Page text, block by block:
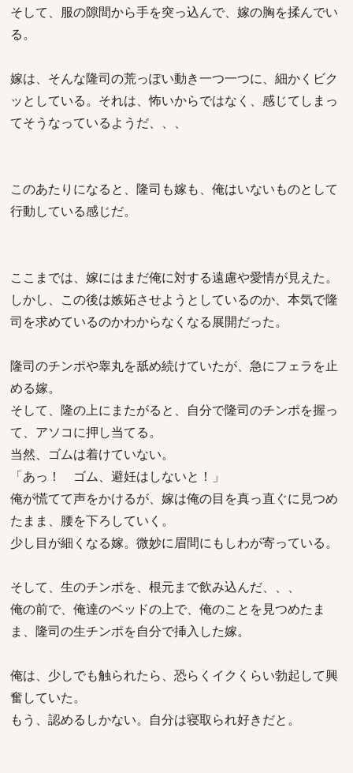
そして、服の隙間から手を突っ込んで、嫁の胸を揉んでい
る。
嫁は、そんな隆司の荒っぽい動き一つ一つに、細かくビク
ッとしている。それは、怖いからではなく、感じてしまっ
てそうなっているようだ、、、
このあたりになると、隆司も嫁も、俺はいないものとして
行動している感じだ。
ここまでは、嫁にはまだ俺に対する遠慮や愛情が見えた。
しかし、この後は嫉妬させようとしているのか、本気で隆
司を求めているのかわからなくなる展開だった。
隆司のチンポや睾丸を舐め続けていたが、急にフェラを止
める嫁。
そして、隆の上にまたがると、自分で隆司のチンポを握っ
て、アソコに押し当てる。
当然、ゴムは着けていない。
「あっ！ ゴム、避妊はしないと！」
俺が慌てて声をかけるが、嫁は俺の目を真っ直ぐに見つめ
たまま、腰を下ろしていく。
少し目が細くなる嫁。微妙に眉間にもしわが寄っている。
そして、生のチンポを、根元まで飲み込んだ、、、
俺の前で、俺達のベッドの上で、俺のことを見つめたま
ま、隆司の生チンポを自分で挿入した嫁。
俺は、少しでも触られたら、恐らくイクくらい勃起して興
奮していた。
もう、認めるしかない。自分は寝取られ好きだと。